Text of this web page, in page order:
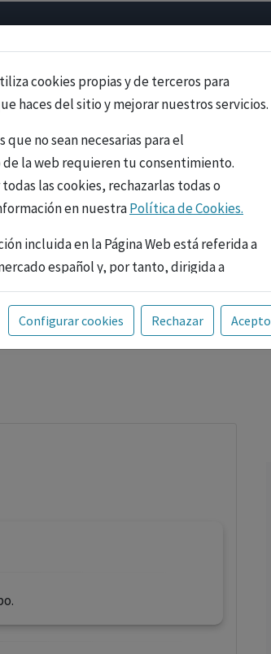
cookies propias y de terceros para
haces del sitio y mejorar nuestros servicios.
que no sean necesarias para el
la web requieren tu consentimiento.
las cookies, rechazarlas todas o
en nuestraPolítica de Cookies.
incluida en la Página Web está referida a
español y, por tanto, dirigida a
legalmente facultados para
medicamentos con ejercicio
técnica de los fármacos se facilita
Configurar cookies Rechazar Acepto